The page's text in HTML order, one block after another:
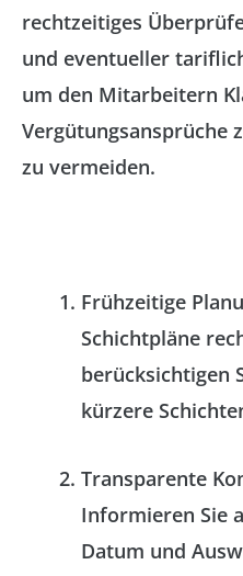
rechtzeitiges
und eventueller
um den Mitarbeitern
Vergütungsansprüche
zu vermeiden.
Frühzeitige
Schichtpläne
berücksichtigen
kürzere
Transparente
Informieren Sie
Datum und